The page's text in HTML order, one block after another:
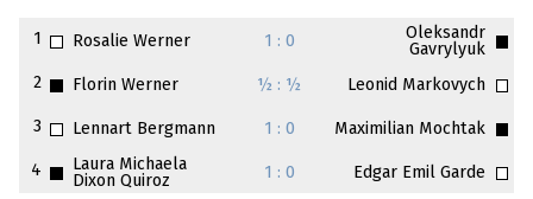
1 Rosalie Werner 1 : 0
Oleksandr
Gavrylyuk
2
Florin Werner ½ : ½ Leonid Markovych
3 Lennart Bergmann 1 : 0 Maximilian Mochtak
4
Laura Michaela
Dixon Quiroz
1 : 0 Edgar Emil Garde